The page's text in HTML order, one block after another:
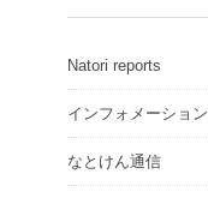
Natori reports
インフォメーション
なとけん通信